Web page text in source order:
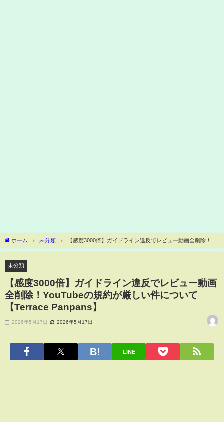
ホーム 未分類
【感度3000倍】ガイドライン違反でレビュー動画全削除！
YouTubeの規約が厳しい件について【Terrace Panpans】
未分類
【感度3000倍】ガイドライン違反でレビュー動画
全削除！YouTubeの規約が厳しい件について
【Terrace Panpans】
2026年5月17日 2026年5月17日
LINE